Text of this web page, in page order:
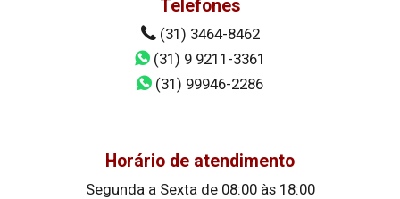
Telefones
(31) 3464-8462
(31) 9 9211-3361
(31) 99946-2286
Horário de atendimento
Segunda a Sexta de 08:00 às 18:00